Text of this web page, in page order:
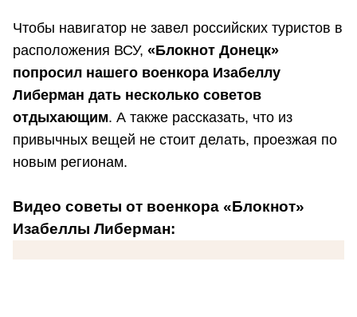
Чтобы навигатор не завел российских туристов в
расположения ВСУ, «Блокнот Донецк»
попросил нашего военкора Изабеллу
Либерман дать несколько советов
отдыхающим. А также рассказать, что из
привычных вещей не стоит делать, проезжая по
новым регионам.
Видео советы от военкора «Блокнот»
Изабеллы Либерман: